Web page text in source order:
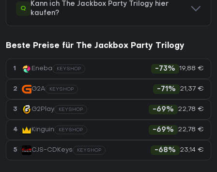
Q
Kann ich The Jackbox Party Trilogy hier
kaufen?
Beste Preise für The Jackbox Party Trilogy
1 Eneba KEYSHOP -73% 19,88 €
2 G2A KEYSHOP -71% 21,37 €
3 G2Play KEYSHOP -69% 22,78 €
4 Kinguin KEYSHOP -69% 22,78 €
5 CJS-CDKeys KEYSHOP -68% 23,14 €